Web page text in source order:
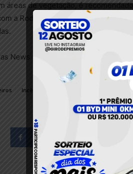
áreas de vegetação, é
a Rodovia Transamazônica, no
News
Incêndio
Facebook